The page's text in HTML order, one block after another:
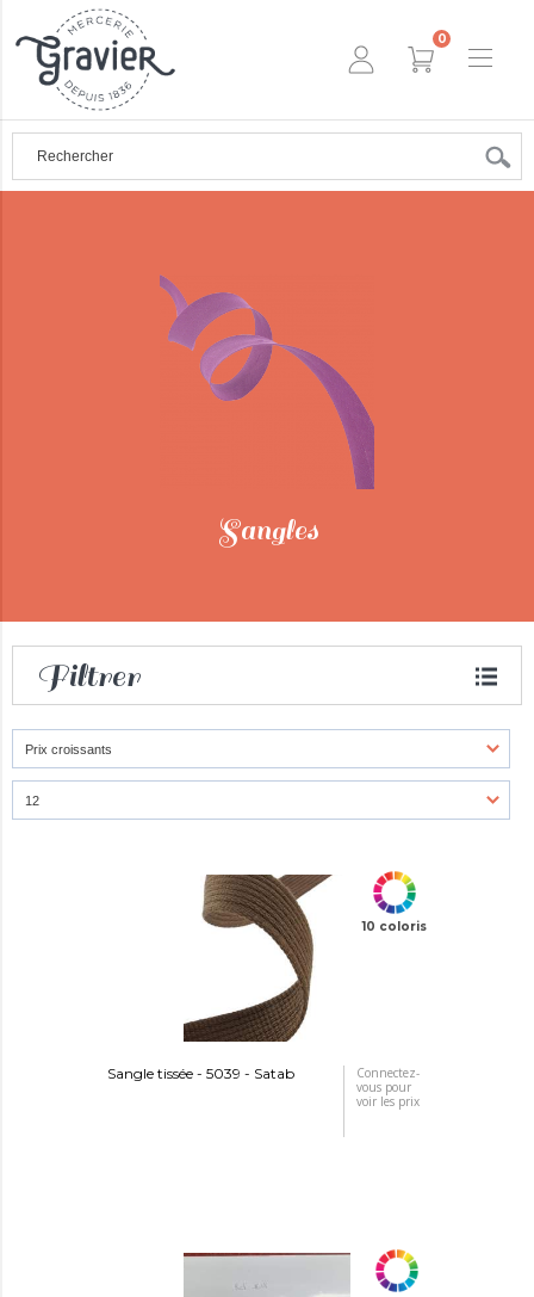
0
Sangles
Filtrer
10 coloris
Sangle tissée - 5039 - Satab
Connectez-
vous pour
voir les prix